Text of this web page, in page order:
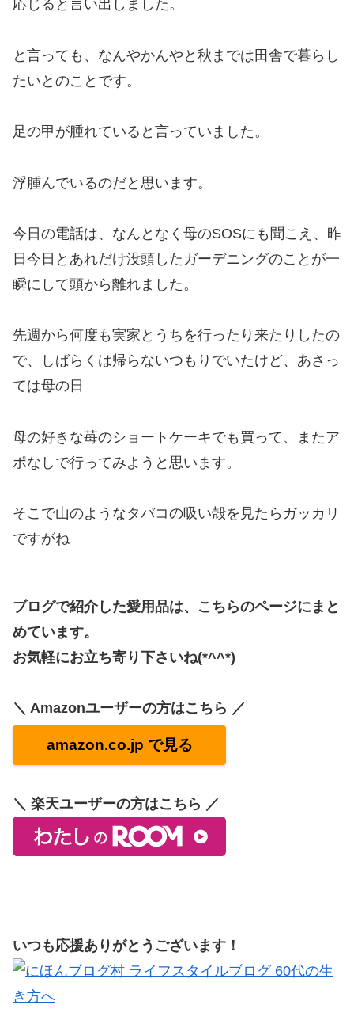
応じると言い出しました。
と言っても、なんやかんやと秋までは田舎で暮らし
たいとのことです。
足の甲が腫れていると言っていました。
浮腫んでいるのだと思います。
今日の電話は、なんとなく母のSOSにも聞こえ、昨
日今日とあれだけ没頭したガーデニングのことが一
瞬にして頭から離れました。
先週から何度も実家とうちを行ったり来たりしたの
で、しばらくは帰らないつもりでいたけど、あさっ
ては母の日
母の好きな苺のショートケーキでも買って、またア
ポなしで行ってみようと思います。
そこで山のようなタバコの吸い殻を見たらガッカリ
ですがね
ブログで紹介した愛用品は、こちらのページにまと
めています。
お気軽にお立ち寄り下さいね(*^^*)
＼ Amazonユーザーの方はこちら ／
amazon.co.jp で見る
＼ 楽天ユーザーの方はこちら ／
いつも応援ありがとうございます！